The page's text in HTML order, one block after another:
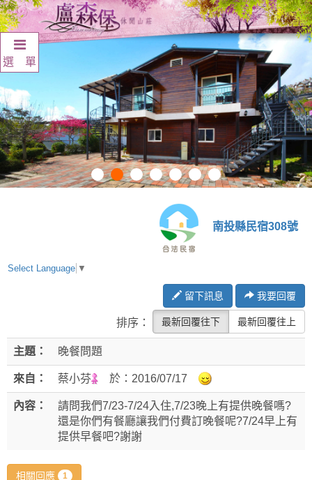
選 單
南投縣民宿308號
Select Language ▼
留下訊息 我要回覆
排序： 最新回覆往下 最新回覆往上
主題： 晚餐問題
來自： 蔡小芬 於： 2016/07/17
內容：
請問我們7/23-7/24入住,7/23晚上有提供晚餐嗎?
還是你們有餐廳讓我們付費訂晚餐呢?7/24早上有
提供早餐吧?謝謝
相關回應 1